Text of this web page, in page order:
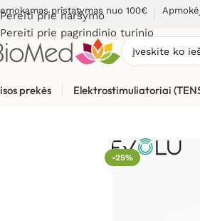
Pereiti prie naršymo
Pereiti prie pagrindinio turinio
pristatymas nuo 100€
prekės Elektrostimuliatoriai
Sveikatos priežiūrai
-25%